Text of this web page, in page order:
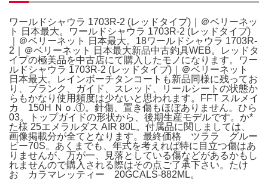
ワールドシャウラ 1703R-2 (レッドタイプ)｜＠ベリーネッ
ト 日本最大。ワールドシャウラ 1703R-2 (レッドタイプ)
｜＠ベリーネット 日本最大。18ワールドシャウラ 1703R-
2｜＠ベリーネット 日本最大新品中古釣具WEB。レッドタ
イプの極美品を中古店にて購入したモノになります。ワー
ルドシャウラ 1703R-2 (レッドタイプ)｜＠ベリーネット
日本最大。レインボーチタンコートも新品同様に残ってお
り、ブランク、ガイド、スレッド、リールシートの状態か
らもかなり使用頻度は少ないと思われます。FFT スルメイ
カ 150H Ｎｏ.①。針傷、置き傷もほぼありません。ひら
03。トップガイドの形状から、後期生産モデルです。か*
た様 25エメラルダス AIR 80L。付属品に関しましては、
画像掲載分が全てとなります。最終価格 ツララ グルー
ビー70S。あくまでも、年式を考えれば特に目立つ傷はあ
りませんが、万が一、見落としている傷などがあるかもし
れませんので購入される際はその点ご了承下さい。たけ
お カラマレッティー 20GCALS-882ML。